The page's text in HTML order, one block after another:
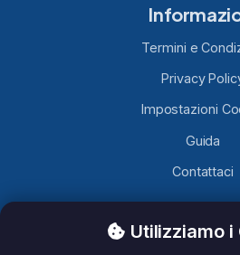
Termini e
Privacy
Impostazioni
Guida
Contattaci
TelegramLobby.comè un sito
Utilizziamo i